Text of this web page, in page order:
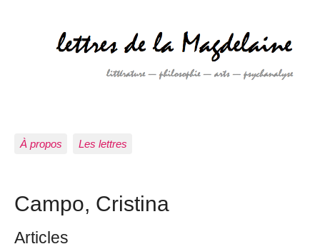
À propos Les lettres
Campo, Cristina
Articles